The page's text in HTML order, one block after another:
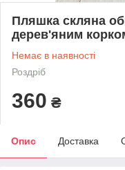
Пляшка скляна
дерев'яним
Немає в наявності
Роздріб
360 ₴
Опис Доставка